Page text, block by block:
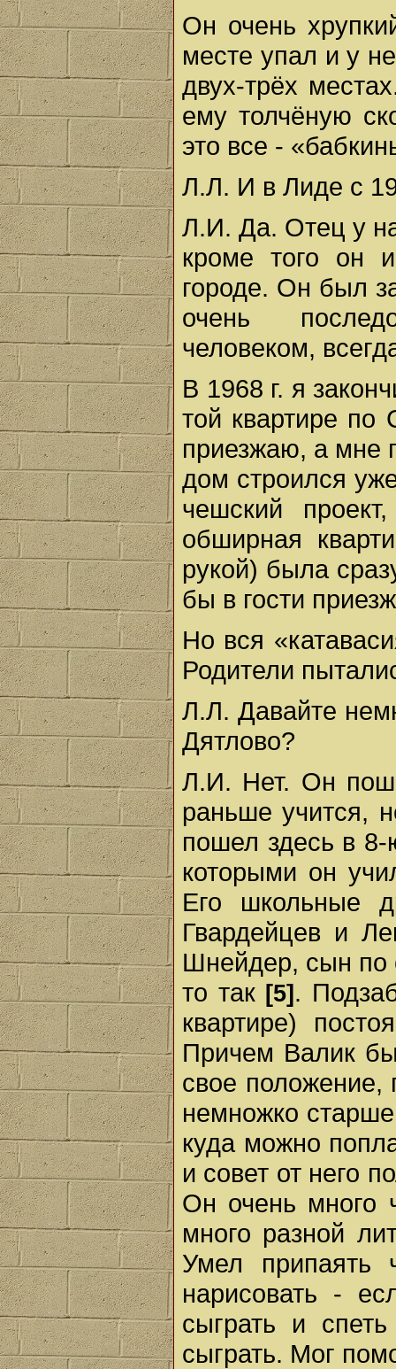
Он очень
месте упал и у
двух-трёх
ему толчёную
это все -
Л.Л. И в Лиде с
Л.И. Да. Отец у
кроме того он
городе. Он был
очень
человеком,
В 1968 г. я
той квартире по
приезжаю, а мне
дом строился
чешский
обширная
рукой) была
бы в гости
Но вся
Родители
Л.Л. Давайте
Дятлово?
Л.И. Нет. Он
раньше учится,
пошел здесь в
которыми он
Его школьные
Гвардейцев и
Шнейдер, сын по
то так [5] .
квартире)
Причем Валик
свое положение,
немножко
куда можно
и совет от него
Он очень много
много разной
Умел припаять
нарисовать -
сыграть и
сыграть. Мог